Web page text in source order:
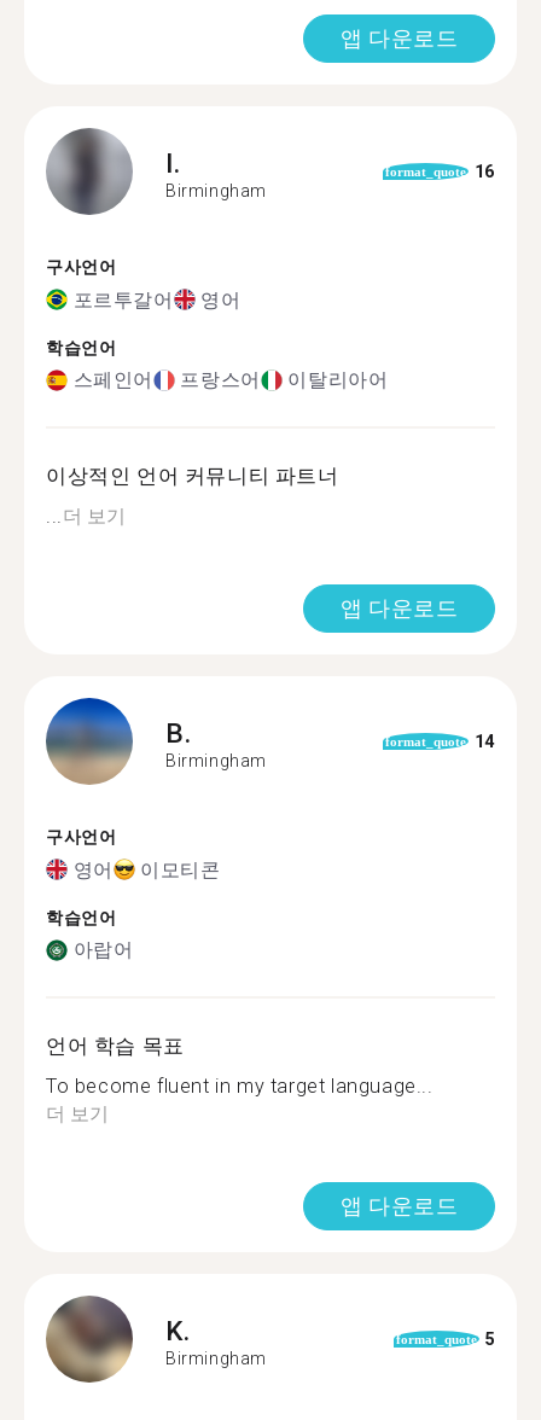
앱 다운로드
I.
Birmingham
format_quote 16
구사언어
포르투갈어 영어
학습언어
스페인어 프랑스어 이탈리아어
이상적인 언어 커뮤니티 파트너
...더 보기
앱 다운로드
B.
Birmingham
format_quote 14
구사언어
영어 이모티콘
학습언어
아랍어
언어 학습 목표
To become fluent in my target language...
더 보기
앱 다운로드
K.
Birmingham
format_quote 5